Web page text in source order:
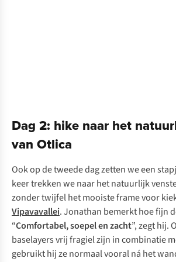
Dag 2: hike naar het
van Otlica
Ook op de tweede dag zetten we een
keer trekken we naar het natuurlijk
zonder twijfel het mooiste frame voor
Vipavavallei. Jonathan bemerkt hoe fijn
“Comfortabel, soepel en zacht”, zegt hij.
baselayers vrij fragiel zijn in combinatie
gebruikt hij ze normaal vooral ná het